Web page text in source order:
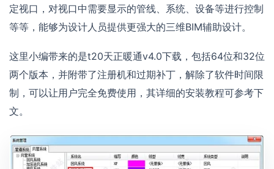
定视口，对视口中需要显示的管线、系统、设备等进行控制
等等，能够为设计人员提供更强大的三维BIM辅助设计。
这里小编带来的是t20天正暖通v4.0下载，包括64位和32位
两个版本，并附带了注册机和过期补丁，解除了软件时间限
制，可以让用户完全免费使用，其详细的安装教程可参考下
文。